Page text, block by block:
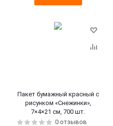
Пакет бумажный красный с
рисунком «Снежинки»,
7×4×21 см, 700 шт.
0 отзывов